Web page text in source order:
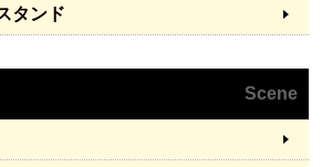
タンド
Scene